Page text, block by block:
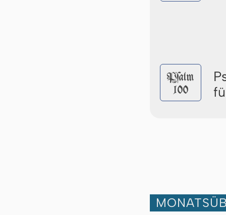
Pſalm
100